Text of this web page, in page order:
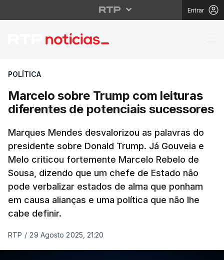
Entrar
Marcelo sobre Trump
POLÍTICA
Marcelo sobre Trump com leituras
diferentes de potenciais sucessores
Marques Mendes desvalorizou as palavras do
presidente sobre Donald Trump. Já Gouveia e
Melo criticou fortemente Marcelo Rebelo de
Sousa, dizendo que um chefe de Estado não
pode verbalizar estados de alma que ponham
em causa alianças e uma política que não lhe
cabe definir.
RTP / 29 Agosto 2025, 21:20